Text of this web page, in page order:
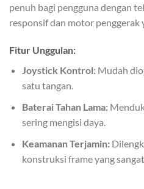
penuh bagi pengguna dengan
responsif dan motor penggerak
Fitur Unggulan:
Joystick Kontrol:Mudah
satu tangan.
Baterai Tahan Lama:
sering mengisi daya.
Keamanan Terjamin:
konstruksi frame yang